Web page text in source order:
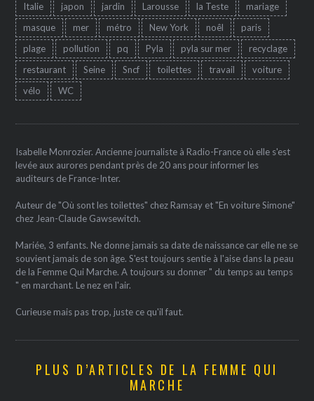
Italie
japon jardin Larousse la Teste
mariage
masque
mer métro New York noêl
paris
plage
pollution pq Pyla pyla sur mer
recyclage
restaurant
Seine Sncf toilettes travail
voiture
vélo
WC
Isabelle Monrozier. Ancienne journaliste à Radio-France où elle s'est
levée aux aurores pendant près de 20 ans pour informer les
auditeurs de France-Inter.
Auteur de "Où sont les toilettes" chez Ramsay et "En voiture Simone"
chez Jean-Claude Gawsewitch.
Mariée, 3 enfants. Ne donne jamais sa date de naissance car elle ne se
souvient jamais de son âge. S'est toujours sentie à l'aise dans la peau
de la Femme Qui Marche. A toujours su donner " du temps au temps
" en marchant. Le nez en l'air.
Curieuse mais pas trop, juste ce qu'il faut.
PLUS D’ARTICLES DE LA FEMME QUI
MARCHE